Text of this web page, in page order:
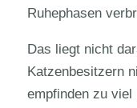
Ruhephasen
Das liegt nicht
Katzenbesitzern
empfinden zu viel